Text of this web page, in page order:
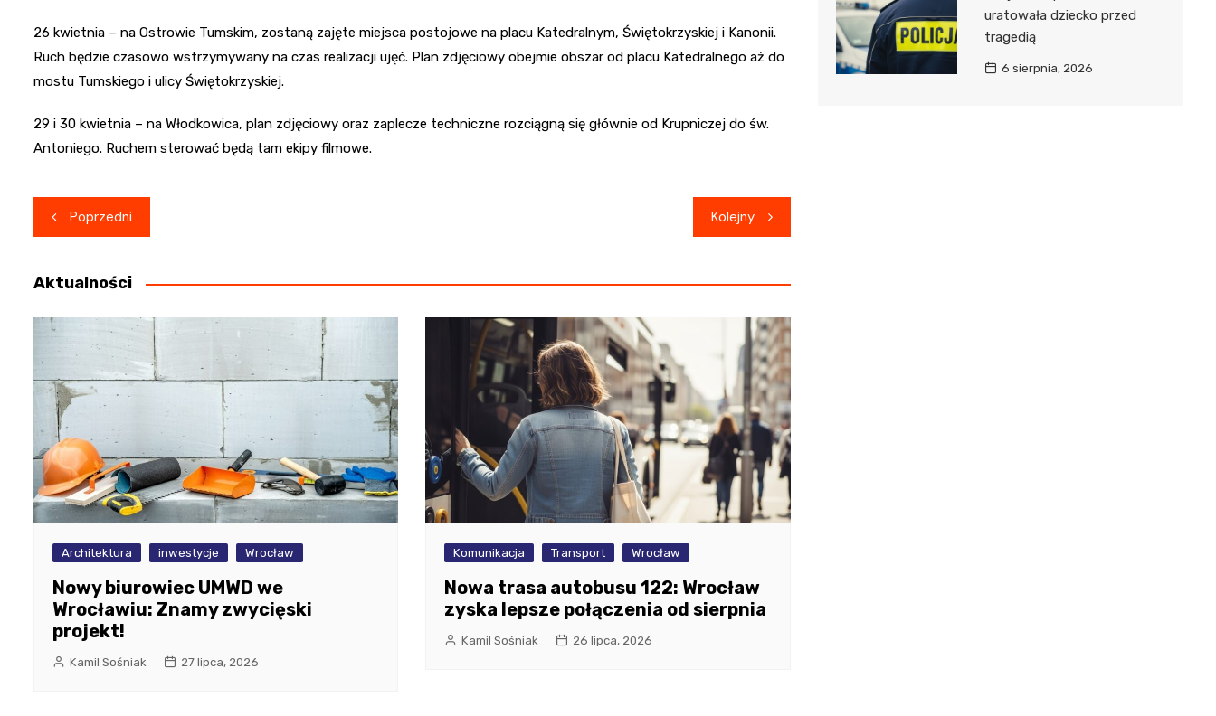
26 kwietnia – na Ostrowie Tumskim, zostaną zajęte miejsca postojowe na placu Katedralnym, Świętokrzyskiej i Kanonii.
Ruch będzie czasowo wstrzymywany na czas realizacji ujęć. Plan zdjęciowy obejmie obszar od placu Katedralnego aż do
mostu Tumskiego i ulicy Świętokrzyskiej.
29 i 30 kwietnia – na Włodkowica, plan zdjęciowy oraz zaplecze techniczne rozciągną się głównie od Krupniczej do św.
Antoniego. Ruchem sterować będą tam ekipy filmowe.
Nawigacja
wpisu
Poprzedni Kolejny
Aktualności
Architektura inwestycje Wrocław
Nowy biurowiec UMWD we
Wrocławiu: Znamy zwycięski
projekt!
Kamil Sośniak 27 lipca, 2026
Komunikacja Transport Wrocław
Nowa trasa autobusu 122: Wrocław
zyska lepsze połączenia od sierpnia
Kamil Sośniak 26 lipca, 2026
uratowała dziecko przed
tragedią
6 sierpnia, 2026